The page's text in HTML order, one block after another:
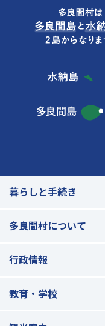
暮らしと手続き
多良間村について
行政情報
教育・学校